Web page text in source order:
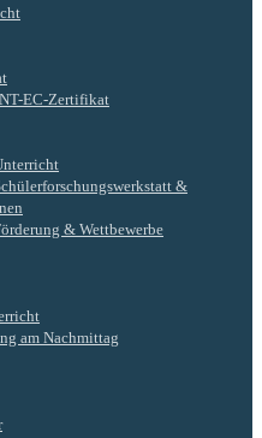
EC-Zertifikat
&
& Wettbewerbe
am Nachmittag